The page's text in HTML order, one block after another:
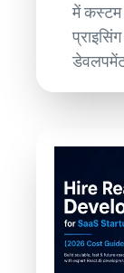
में कस्टम